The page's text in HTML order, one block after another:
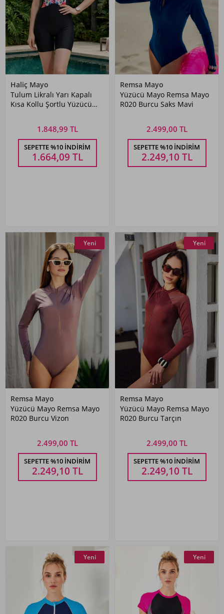
Haliç Mayo
Tulum Likralı Yarı Kapalı
Kısa Kollu Şortlu Yüzücü
1.848,99 TL
SEPETTE %10 İNDIRIM
1.664,09 TL
Remsa Mayo
Yüzücü Mayo Remsa Mayo
R020 Burcu Saks Mavi
2.499,00 TL
SEPETTE %10 İNDIRIM
2.249,10 TL
Yeni
Remsa Mayo
Yüzücü Mayo Remsa Mayo
R020 Burcu Vizon
2.499,00 TL
SEPETTE %10 İNDIRIM
2.249,10 TL
Yeni
Remsa Mayo
Yüzücü Mayo Remsa Mayo
R020 Burcu Tarçın
2.499,00 TL
SEPETTE %10 İNDIRIM
2.249,10 TL
Yeni Yeni